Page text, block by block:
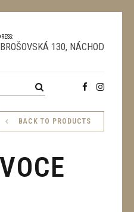
130, NÁCHOD
BACK TO PRODUCTS